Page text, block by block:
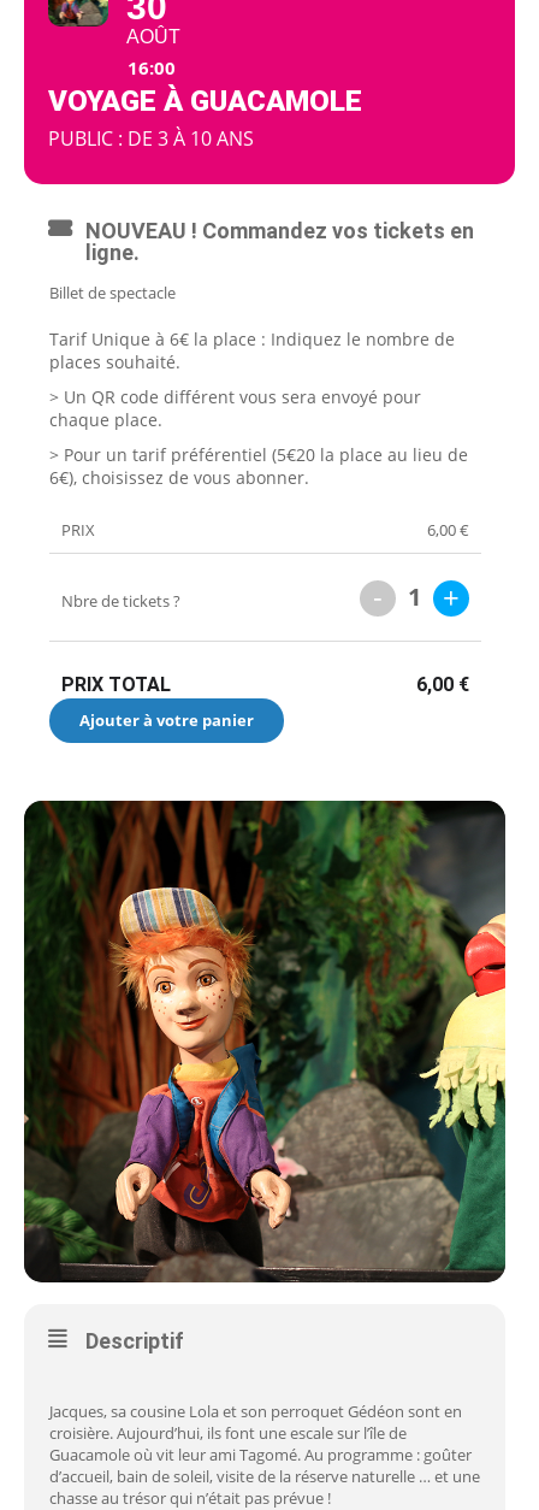
AOÛT
16:00
VOYAGE À GUACAMOLE
PUBLIC : DE 3 À 10 ANS
NOUVEAU ! Commandez vos tickets en
ligne.
Billet de spectacle
Tarif Unique à 6€ la place : Indiquez le nombre de
places souhaité.
> Un QR code différent vous sera envoyé pour
chaque place.
> Pour un tarif préférentiel (5€20 la place au lieu de
6€), choisissez de vous abonner.
PRIX 6,00€
Nbre de tickets ? - 1 +
PRIX TOTAL 6,00 €
Ajouter à votre panier
Descriptif
Jacques, sa cousine Lola et son perroquet Gédéon sont en
croisière. Aujourd’hui, ils font une escale sur l’île de
Guacamole où vit leur ami Tagomé. Au programme : goûter
d’accueil, bain de soleil, visite de la réserve naturelle … et une
chasse au trésor qui n’était pas prévue !